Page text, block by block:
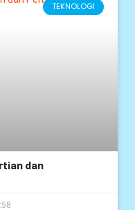
TEKNOLOGI
dan